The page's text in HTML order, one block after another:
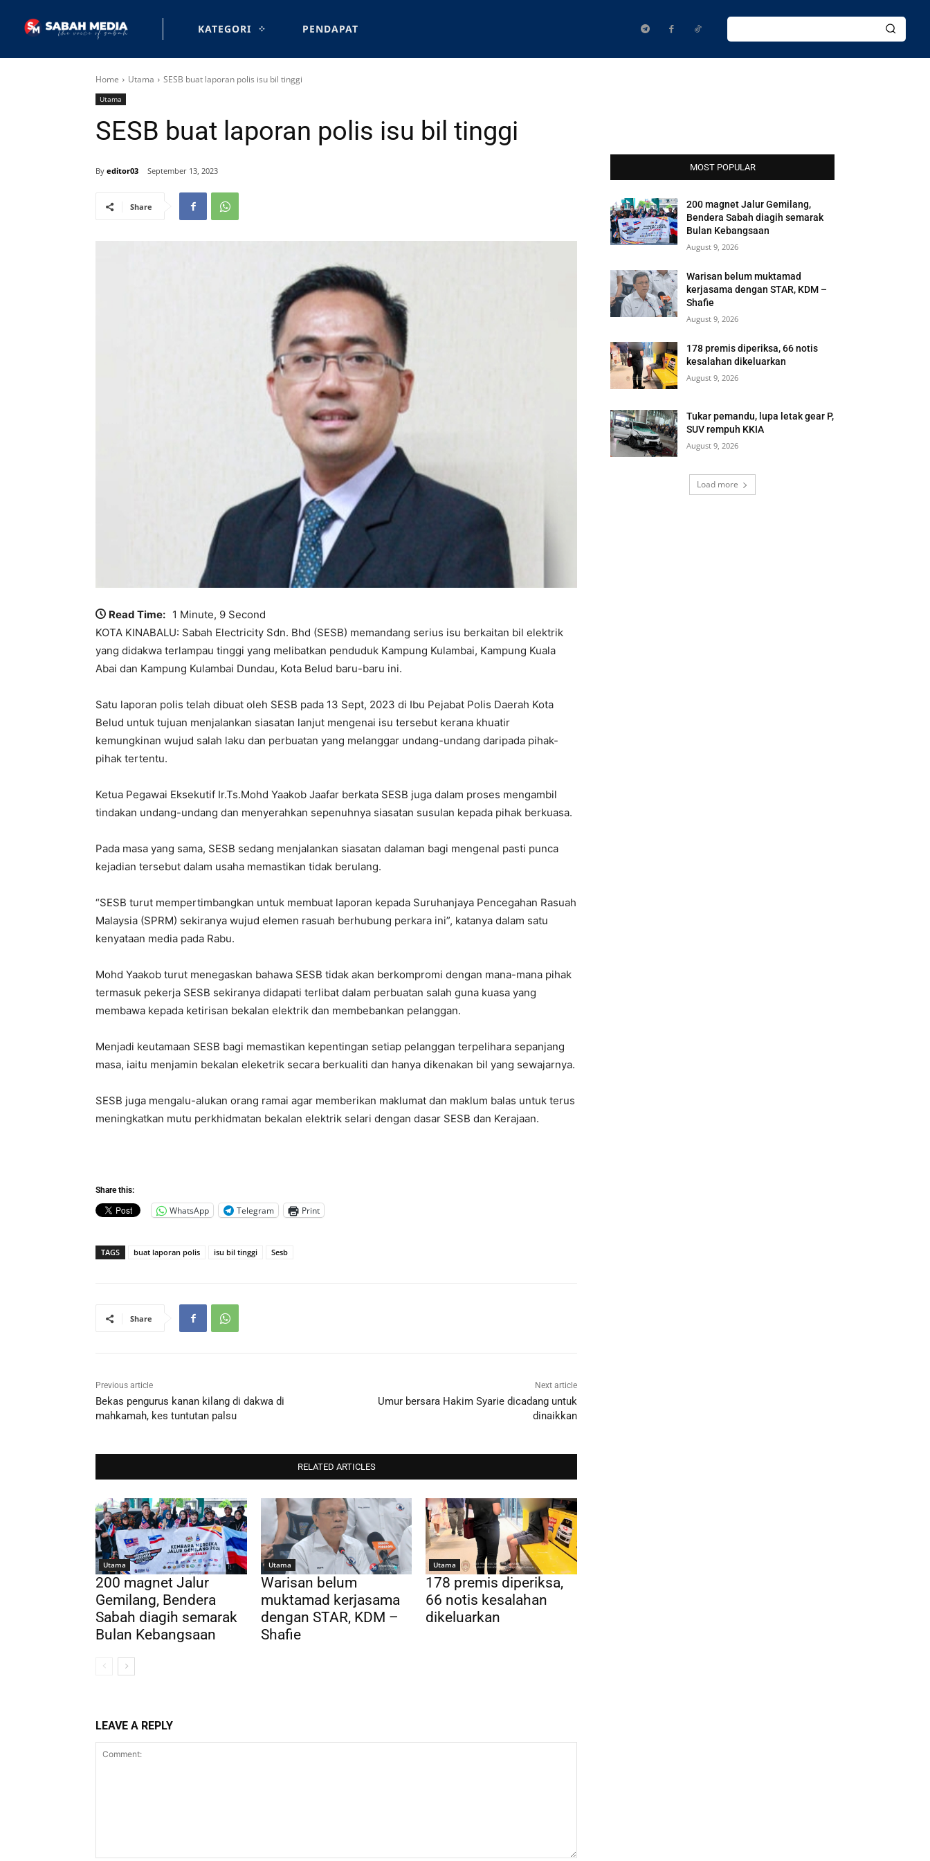
KATEGORI PENDAPAT
Home Utama SESB buat laporan polis isu bil tinggi
Utama
SESB buat laporan polis isu bil tinggi
By editor03 September 13, 2023
Share
Read Time: 1 Minute, 9 Second
KOTA KINABALU: Sabah Electricity Sdn. Bhd (SESB) memandang serius isu berkaitan bil elektrik
yang didakwa terlampau tinggi yang melibatkan penduduk Kampung Kulambai, Kampung Kuala
Abai dan Kampung Kulambai Dundau, Kota Belud baru-baru ini.
Satu laporan polis telah dibuat oleh SESB pada 13 Sept, 2023 di Ibu Pejabat Polis Daerah Kota
Belud untuk tujuan menjalankan siasatan lanjut mengenai isu tersebut kerana khuatir
kemungkinan wujud salah laku dan perbuatan yang melanggar undang-undang daripada pihak-
pihak tertentu.
Ketua Pegawai Eksekutif Ir.Ts.Mohd Yaakob Jaafar berkata SESB juga dalam proses mengambil
tindakan undang-undang dan menyerahkan sepenuhnya siasatan susulan kepada pihak berkuasa.
Pada masa yang sama, SESB sedang menjalankan siasatan dalaman bagi mengenal pasti punca
kejadian tersebut dalam usaha memastikan tidak berulang.
“SESB turut mempertimbangkan untuk membuat laporan kepada Suruhanjaya Pencegahan Rasuah
Malaysia (SPRM) sekiranya wujud elemen rasuah berhubung perkara ini”, katanya dalam satu
kenyataan media pada Rabu.
Mohd Yaakob turut menegaskan bahawa SESB tidak akan berkompromi dengan mana-mana pihak
termasuk pekerja SESB sekiranya didapati terlibat dalam perbuatan salah guna kuasa yang
membawa kepada ketirisan bekalan elektrik dan membebankan pelanggan.
Menjadi keutamaan SESB bagi memastikan kepentingan setiap pelanggan terpelihara sepanjang
masa, iaitu menjamin bekalan eleketrik secara berkualiti dan hanya dikenakan bil yang sewajarnya.
SESB juga mengalu-alukan orang ramai agar memberikan maklumat dan maklum balas untuk terus
meningkatkan mutu perkhidmatan bekalan elektrik selari dengan dasar SESB dan Kerajaan.
Share this:
WhatsApp Telegram Print
TAGS buat laporan polis isu bil tinggi Sesb
Share
Previous article
Bekas pengurus kanan kilang di dakwa di
mahkamah, kes tuntutan palsu
Next article
Umur bersara Hakim Syarie dicadang untuk
dinaikkan
RELATED ARTICLES
Utama
200 magnet Jalur
Gemilang, Bendera
Sabah diagih semarak
Bulan Kebangsaan
Utama
Warisan belum
muktamad kerjasama
dengan STAR, KDM –
Shafie
Utama
178 premis diperiksa,
66 notis kesalahan
dikeluarkan
LEAVE A REPLY
MOST POPULAR
200 magnet Jalur Gemilang,
Bendera Sabah diagih semarak
Bulan Kebangsaan
August 9, 2026
Warisan belum muktamad
kerjasama dengan STAR, KDM –
Shafie
August 9, 2026
178 premis diperiksa, 66 notis
kesalahan dikeluarkan
August 9, 2026
Tukar pemandu, lupa letak gear P,
SUV rempuh KKIA
August 9, 2026
Load more